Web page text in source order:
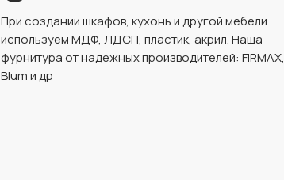
При создании шкафов, кухонь и другой мебели
используем МДФ, ЛДСП, пластик, акрил. Наша
фурнитура от надежных производителей: FIRMAX,
Blum и др